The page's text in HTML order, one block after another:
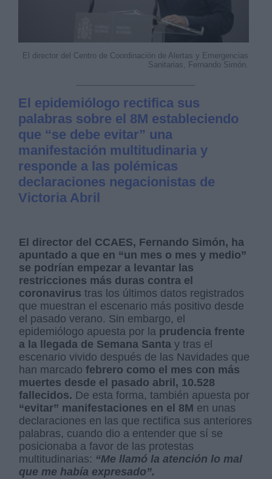
El director del Centro de Coordinación de Alertas y Emergencias
Sanitarias, Fernando Simón.
El epidemiólogo rectifica sus
palabras sobre el 8M estableciendo
que “se debe evitar” una
manifestación multitudinaria y
responde a las polémicas
declaraciones negacionistas de
Victoria Abril
El director del CCAES, Fernando Simón, ha
apuntado a que en “un mes o mes y medio”
se podrían empezar a levantar las
restricciones más duras contra el
coronavirus tras los últimos datos registrados
que muestran el escenario más positivo desde
el pasado verano. Sin embargo, el
epidemiólogo apuesta por la prudencia frente
a la llegada de Semana Santa y tras el
escenario vivido después de las Navidades que
han marcadofebrero como el mes con más
muertes desde el pasado abril, 10.528
fallecidos. De esta forma, también apuesta por
“evitar” manifestaciones en el 8M en unas
declaraciones en las que rectifica sus anteriores
palabras, cuando dio a entender que sí se
posicionaba a favor de las protestas
multitudinarias: “Me llamó la atención lo mal
que me había expresado”.